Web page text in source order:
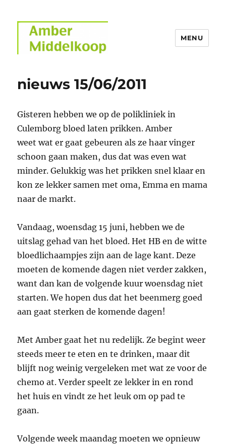
MENU
nieuws 15/06/2011
Gisteren hebben we op de polikliniek in
Culemborg bloed laten prikken. Amber
weet wat er gaat gebeuren als ze haar vinger
schoon gaan maken, dus dat was even wat
minder. Gelukkig was het prikken snel klaar en
kon ze lekker samen met oma, Emma en mama
naar de markt.
Vandaag, woensdag 15 juni, hebben we de
uitslag gehad van het bloed. Het HB en de witte
bloedlichaampjes zijn aan de lage kant. Deze
moeten de komende dagen niet verder zakken,
want dan kan de volgende kuur woensdag niet
starten. We hopen dus dat het beenmerg goed
aan gaat sterken de komende dagen!
Met Amber gaat het nu redelijk. Ze begint weer
steeds meer te eten en te drinken, maar dit
blijft nog weinig vergeleken met wat ze voor de
chemo at. Verder speelt ze lekker in en rond
het huis en vindt ze het leuk om op pad te
gaan.
Volgende week maandag moeten we opnieuw